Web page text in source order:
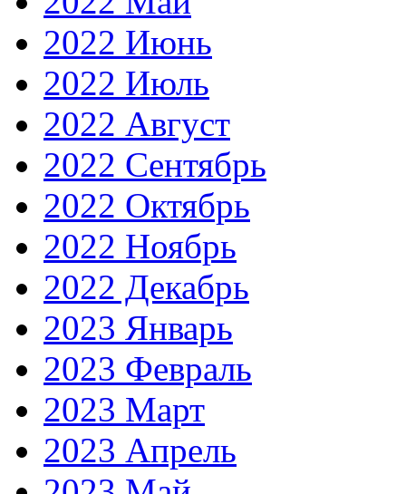
2022 Июнь
2022 Июль
2022 Август
2022 Сентябрь
2022 Октябрь
2022 Ноябрь
2022 Декабрь
2023 Январь
2023 Февраль
2023 Март
2023 Апрель